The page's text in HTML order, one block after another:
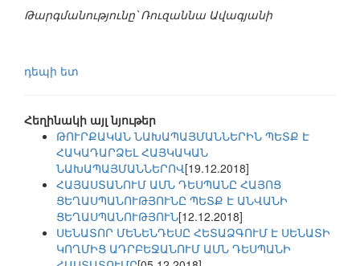
Թարգմանությունը՝ Ռուզաննա Ավագյանի
դեպի ետ
Հեղինակի այլ նյութեր
ԹՈՒՐՔԱԿԱՆ ՆԱԽԱՊԱՅՄԱՆՆԵՐԻՆ ՊԵՏՔ Է
ՀԱԿԱԴԱՐՁԵԼ ՀԱՅԿԱԿԱՆ
ՆԱԽԱՊԱՅՄԱՆՆԵՐՈՎ[19.12.2018]
ՀԱՅԱՍՏԱՆՈՒՄ ԱՄՆ ԴԵՍՊԱՆԸ ՀԱՅՈՑ
ՑԵՂԱՍՊԱՆՈՒԹՅՈՒՆԸ ՊԵՏՔ Է ԱՆՎԱՆԻ
ՑԵՂԱՍՊԱՆՈՒԹՅՈՒՆ[12.12.2018]
ՍԵՆԱՏՈՐ ՄԵՆԵՆԴԵՍԸ ՀԵՏԱՁԳՈՒՄ Է ՍԵՆԱՏԻ
ԿՈՂՄԻՑ ԱԴՐԲԵՋԱՆՈՒՄ ԱՄՆ ԴԵՍՊԱՆԻ